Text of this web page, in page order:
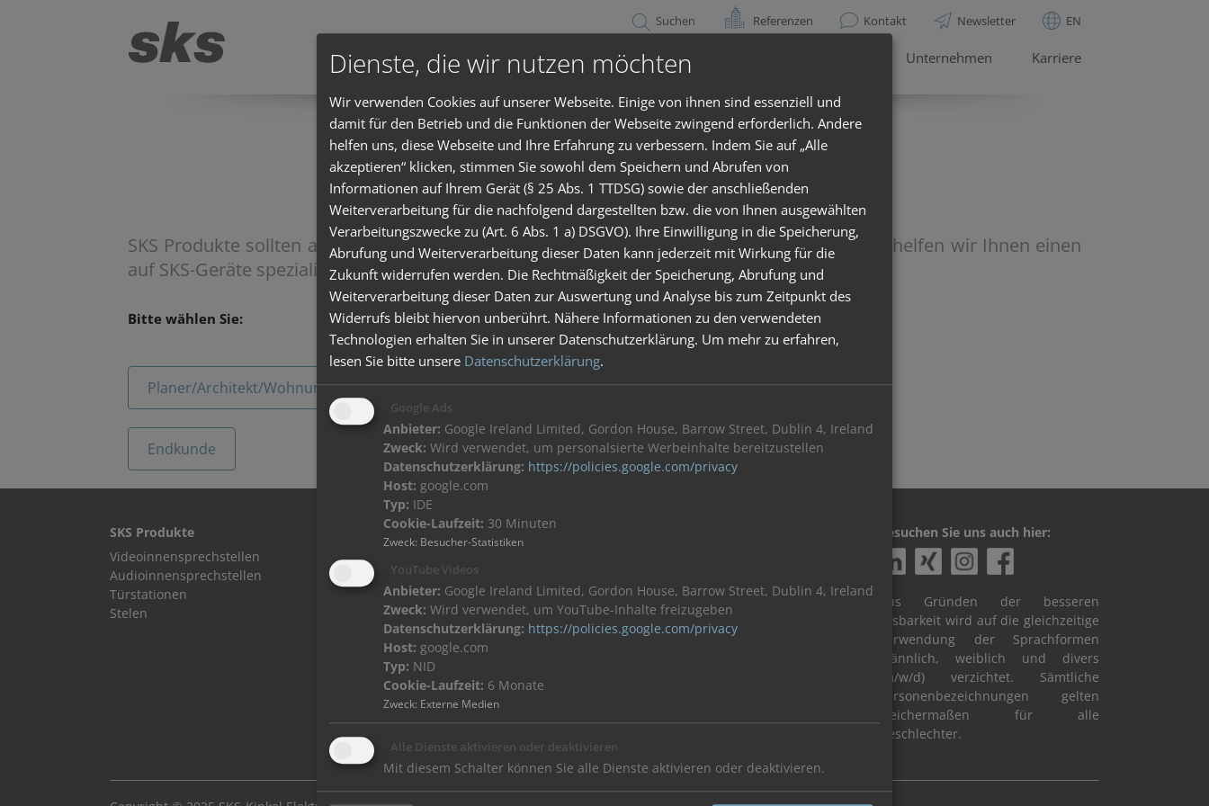
Türsprechanlagen Paketfach Briefkästen Unternehmen Karriere
Referenzen Kontakt Newsletter EN
Elektroinstallateur finden
SKS Produkte sollten aus Sicherheitsgründen nur vom Fachmann installiert werden. Gerne helfen wir Ihnen einen
auf SKS-Geräte spezialisierten Elektroinstallateur in Ihrer Nähe zu finden.
Bitte wählen Sie:
Planer/Architekt/Wohnungsbaugesellschaft
Endkunde
SKS Produkte
Videoinnensprechstellen
Audioinnensprechstellen
Türstationen
Stelen
SKS Serviceportal
Planer/Architekten
Elektro-Handwerk
Katalog
Broschüren
Newsletter
eMail:info(at)sks-kinkel.de
AGB/AGB Einkauf
Besuchen Sie uns auch hier:
Aus Gründen der besseren
Lesbarkeit wird auf die gleichzeitige
Verwendung der Sprachformen
männlich, weiblich und divers
(m/w/d) verzichtet. Sämtliche
Personenbezeichnungen gelten
gleichermaßen für alle
Geschlechter.
Dienste, die wir nutzen möchten
Wir verwenden Cookies auf unserer Webseite. Einige von ihnen sind essenziell und
damit für den Betrieb und die Funktionen der Webseite zwingend erforderlich. Andere
helfen uns, diese Webseite und Ihre Erfahrung zu verbessern. Indem Sie auf „Alle
akzeptieren“ klicken, stimmen Sie sowohl dem Speichern und Abrufen von
Informationen auf Ihrem Gerät (§ 25 Abs. 1 TTDSG) sowie der anschließenden
Weiterverarbeitung für die nachfolgend dargestellten bzw. die von Ihnen ausgewählten
Verarbeitungszwecke zu (Art. 6 Abs. 1 a) DSGVO). Ihre Einwilligung in die Speicherung,
Abrufung und Weiterverarbeitung dieser Daten kann jederzeit mit Wirkung für die
Zukunft widerrufen werden. Die Rechtmäßigkeit der Speicherung, Abrufung und
Weiterverarbeitung dieser Daten zur Auswertung und Analyse bis zum Zeitpunkt des
Widerrufs bleibt hiervon unberührt. Nähere Informationen zu den verwendeten
Technologien erhalten Sie in unserer Datenschutzerklärung. Um mehr zu erfahren,
lesen Sie bitte unsere Datenschutzerklärung.
Google Ads
Anbieter: Google Ireland Limited, Gordon House, Barrow Street, Dublin 4, Ireland
Zweck: Wird verwendet, um personalsierte Werbeinhalte bereitzustellen
Datenschutzerklärung: https://policies.google.com/privacy
Host: google.com
Typ: IDE
Cookie-Laufzeit: 30 Minuten
Zweck: Besucher-Statistiken
YouTube Videos
Anbieter: Google Ireland Limited, Gordon House, Barrow Street, Dublin 4, Ireland
Zweck: Wird verwendet, um YouTube-Inhalte freizugeben
Datenschutzerklärung: https://policies.google.com/privacy
Host: google.com
Typ: NID
Cookie-Laufzeit: 6 Monate
Zweck: Externe Medien
Alle Dienste aktivieren oder deaktivieren
Mit diesem Schalter können Sie alle Dienste aktivieren oder deaktivieren.